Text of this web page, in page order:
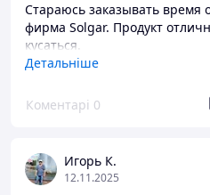
Стараюсь заказывать время
фирма Solgar. Продукт
кусаться.
Переваги
Известный, надёжный бренд.
Детальніше
Коментарі 0
Игорь К.
12.11.2025